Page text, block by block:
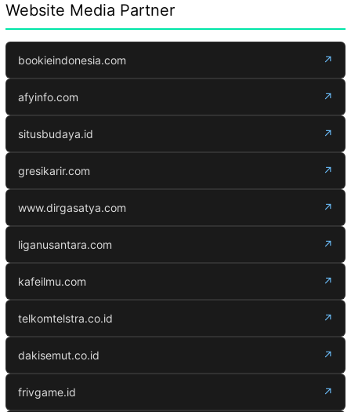
Website Media Partner
bookieindonesia.com ↗
afyinfo.com ↗
situsbudaya.id ↗
gresikarir.com ↗
www.dirgasatya.com ↗
liganusantara.com ↗
kafeilmu.com ↗
telkomtelstra.co.id ↗
dakisemut.co.id ↗
frivgame.id ↗